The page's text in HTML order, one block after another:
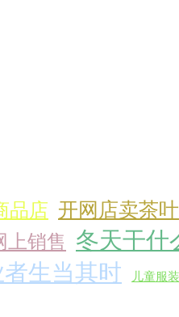
品店 开网店卖茶叶
上销售 冬天干什
生当其时 儿童服装